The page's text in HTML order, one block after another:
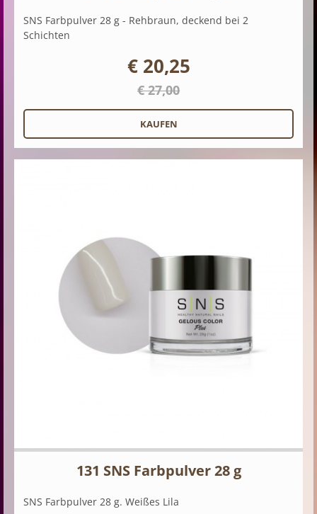
SNS Farbpulver 28 g - Rehbraun, deckend bei 2
Schichten
€ 20,25
€ 27,00
131 SNS Farbpulver 28 g
SNS Farbpulver 28 g. Weißes Lila